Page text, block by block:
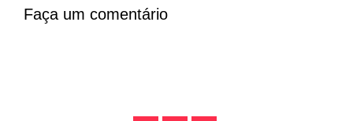
Faça um comentário